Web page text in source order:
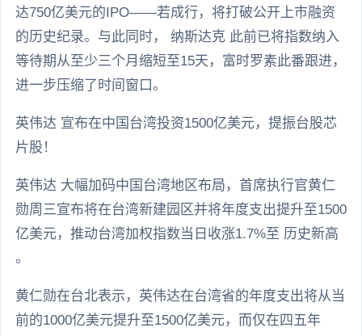
达750亿美元的IPO——若成行，将打破公开上市融资
的历史纪录。与此同时， 纳斯达克 此前已将指数纳入
等待期从至少三个月缩短至15天，富时罗素此番跟进，
进一步压缩了时间窗口。
英伟达 宣布在中国台湾投资1500亿美元，提振台股芯
片股！
英伟达 大幅加码中国台湾地区布局，首席执行官黄仁
勋周三宣布将在台湾新建园区并将年度支出提升至1500
亿美元，推动台湾加权指数当日收涨1.7%至 历史新高
。
黄仁勋在台北表示，英伟达在台湾省的年度支出将从当
前的1000亿美元提升至1500亿美元，而仅在四五年